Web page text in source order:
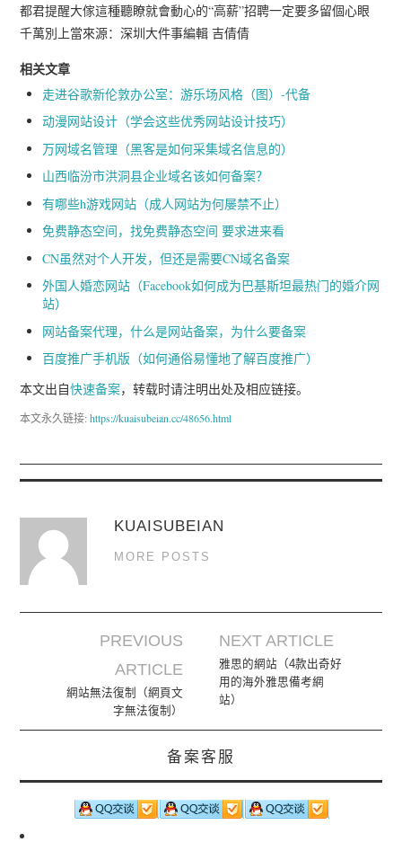
都君提醒大傢這種聽瞭就會動心的“高薪”招聘一定要多留個心眼
千萬別上當來源：深圳大件事編輯 吉倩倩
相关文章
走进谷歌新伦敦办公室：游乐场风格（图）-代备
动漫网站设计（学会这些优秀网站设计技巧）
万网域名管理（黑客是如何采集域名信息的）
山西临汾市洪洞县企业域名该如何备案？
有哪些h游戏网站（成人网站为何屡禁不止）
免费静态空间，找免费静态空间 要求进来看
CN虽然对个人开发，但还是需要CN域名备案
外国人婚恋网站（Facebook如何成为巴基斯坦最热门的婚介网
站）
网站备案代理，什么是网站备案，为什么要备案
百度推广手机版（如何通俗易懂地了解百度推广）
本文出自快速备案，转载时请注明出处及相应链接。
本文永久链接:https://kuaisubeian.cc/48656.html
KUAISUBEIAN
MORE POSTS
Post navigation
PREVIOUS
ARTICLE
網站無法復制（網頁文
字無法復制）
NEXT ARTICLE
雅思的網站（4款出奇好
用的海外雅思備考網
站）
备案客服